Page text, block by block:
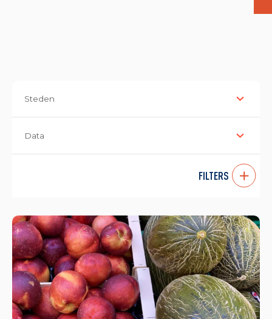
Steden
Data
FILTERS